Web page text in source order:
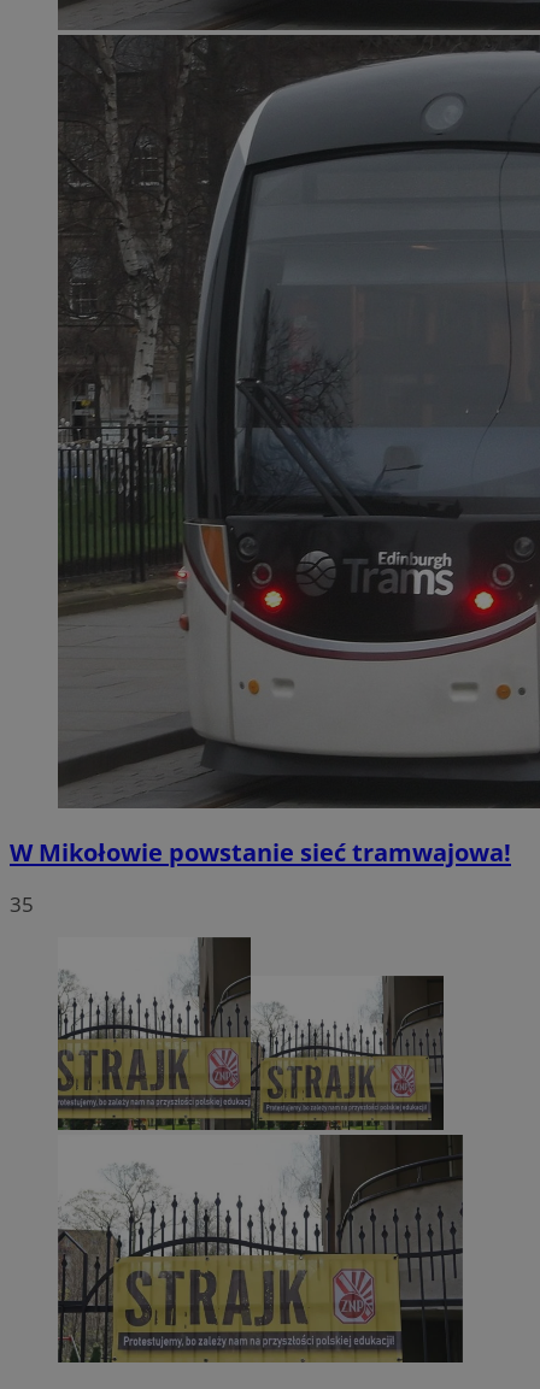
W Mikołowie powstanie sieć tramwajowa!
35